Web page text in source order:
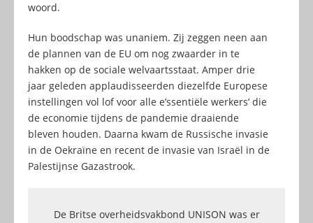
woord.
Hun boodschap was unaniem. Zij zeggen neen aan
de plannen van de EU om nog zwaarder in te
hakken op de sociale welvaartsstaat. Amper drie
jaar geleden applaudisseerden diezelfde Europese
instellingen vol lof voor alle e’ssentiële werkers’ die
de economie tijdens de pandemie draaiende
bleven houden. Daarna kwam de Russische invasie
in de Oekraïne en recent de invasie van Israël in de
Palestijnse Gazastrook.
De Britse overheidsvakbond UNISON was er